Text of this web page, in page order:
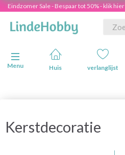
Eindzomer Sale - Bespaar tot 50% - klik hier
Navigatie in-/uitschakelen
Menu
Huis verlanglijst
Kerstdecoratie